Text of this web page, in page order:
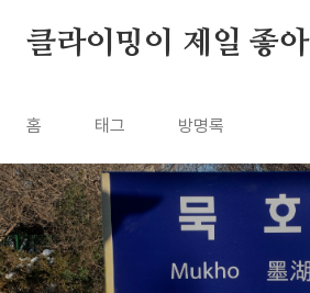
클라이밍이 제일 좋아
홈 태그 방명록